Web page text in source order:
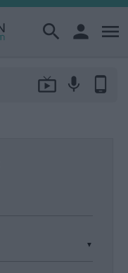
search person menu
live_tv mic phone_android
▼